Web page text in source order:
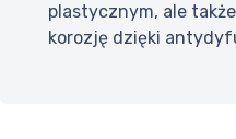
plastycznym, ale
korozję dzięki